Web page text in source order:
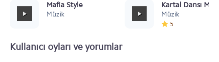
Mafia Style
Müzik
Kartal Dansı
Müzik
5
Kullanıcı oyları ve yorumlar